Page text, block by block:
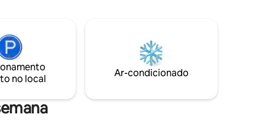
de porta
lavanderia, etc. O hóspede pode
escolher uma cama king size ou 2
sommiers separados
no local
Ar-condicionado